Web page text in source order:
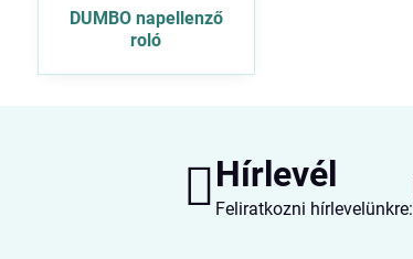
DUMBO napellenző
roló
Hírlevél
Feliratkozni hírlevelünkre: